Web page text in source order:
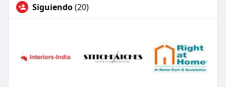
Siguiendo(20)